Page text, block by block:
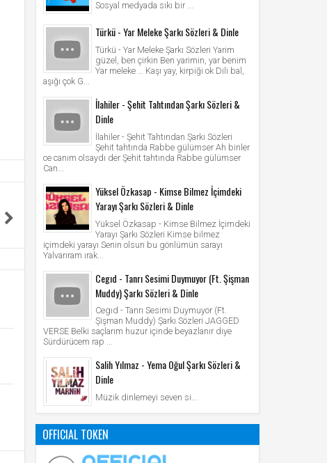
Sosyal medyada sıkı bir ...
Türkü - Yar Meleke Şarkı Sözleri & Dinle
Türkü - Yar Meleke Şarkı Sözleri Yarim
güzel, ben çirkin Ben yarimin, yar benim
Yar meleke … Kaşı yay, kirpiği ok Dili bal,
aşığı çok G...
İlahiler - Şehit Tahtından Şarkı Sözleri &
Dinle
İlahiler - Şehit Tahtından Şarkı Sözleri
Şehit tahtında Rabbe gülümser Ah binler
ce canım olsaydı der Şehit tahtında Rabbe gülümser
Can...
Yüksel Özkasap - Kimse Bilmez İçimdeki
Yarayı Şarkı Sözleri & Dinle
Yüksel Özkasap - Kimse Bilmez İçimdeki
Yarayı Şarkı Sözleri Kimse bilmez
içimdeki yarayı Senin olsun bu gönlümün sarayı
Yalvarıram ırak...
Cegıd - Tanrı Sesimi Duymuyor (Ft. Şişman
Muddy) Şarkı Sözleri & Dinle
Cegıd - Tanrı Sesimi Duymuyor (Ft.
Şişman Muddy) Şarkı Sözleri JAGGED
VERSE Belki saçlarım huzur içinde beyazlanır diye
Sürdürücem rap ...
Salih Yılmaz - Yema Oğul Şarkı Sözleri &
Dinle
Müzik dinlemeyi seven si...
OFFICIAL TOKEN